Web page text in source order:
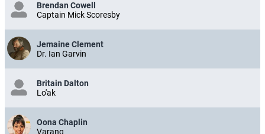
Brendan Cowell
Captain Mick Scoresby
Jemaine Clement
Dr. Ian Garvin
Britain Dalton
Lo'ak
Oona Chaplin
Varang